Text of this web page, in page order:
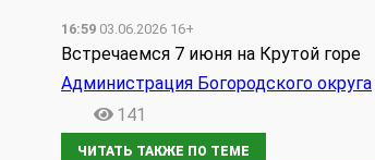
16:59 03.06.2026 16+
Встречаемся 7 июня на Крутой горе
Администрация Богородского округа
141
ЧИТАТЬ ТАКЖЕ ПО ТЕМЕ